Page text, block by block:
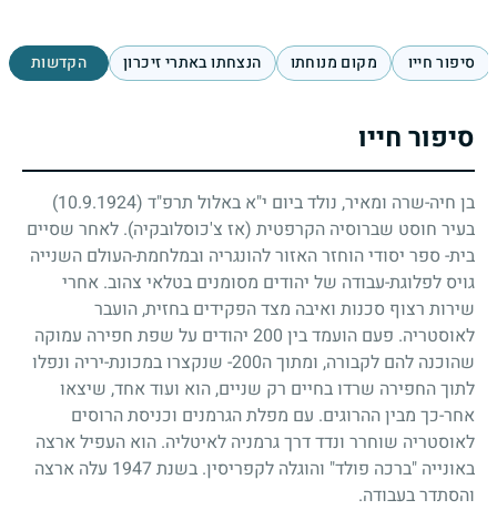
סיפור חייו מקום מנוחתו הנצחתו באתרי זיכרון הקדשות
סיפור חייו
בן חיה-שרה ומאיר, נולד ביום י"א באלול תרפ"ד (10.9.1924)
בעיר חוסט שברוסיה הקרפטית (אז צ'כוסלובקיה). לאחר שסיים
בית- ספר יסודי הוחזר האזור להונגריה ובמלחמת-העולם השנייה
גויס לפלוגת-עבודה של יהודים מסומנים בטלאי צהוב. אחרי
שירות רצוף סכנות ואיבה מצד הפקידים בחזית, הועבר
לאוסטריה. פעם הועמד בין 200 יהודים על שפת חפירה עמוקה
שהוכנה להם לקבורה, ומתוך ה200- שנקצרו במכונת-יריה ונפלו
לתוך החפירה שרדו בחיים רק שניים, הוא ועוד אחד, שיצאו
אחר-כך מבין ההרוגים. עם מפלת הגרמנים וכניסת הרוסים
לאוסטריה שוחרר ונדד דרך גרמניה לאיטליה. הוא העפיל ארצה
באונייה "ברכה פולד" והוגלה לקפריסין. בשנת1947 עלה ארצה
והסתדר בעבודה.